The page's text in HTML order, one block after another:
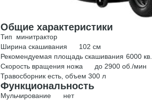
Общие характеристики
Тип
минитрактор
Ширина скашивания
102 см
Рекомендуемая площадь скашивания 6000
Скорость вращения ножа
до 2900 об./мин
Травосборник есть, объем 300 л
Функциональность
Мульчирование
нет